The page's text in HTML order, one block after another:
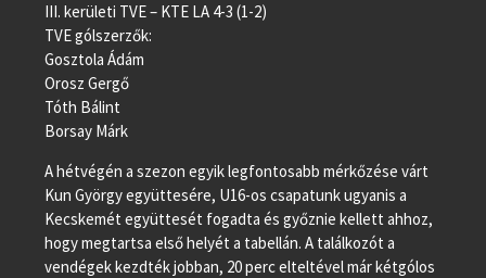
III. kerületi TVE – KTE LA 4-3 (1-2)
TVE gólszerzők:
Gosztola Ádám
Orosz Gergő
Tóth Bálint
Borsay Márk
A hétvégén a szezon egyik legfontosabb mérkőzése várt
Kun György együttesére, U16-os csapatunk ugyanis a
Kecskemét együttesét fogadta és győznie kellett ahhoz,
hogy megtartsa első helyét a tabellán. A találkozót a
vendégek kezdték jobban, 20 perc elteltével már kétgólos